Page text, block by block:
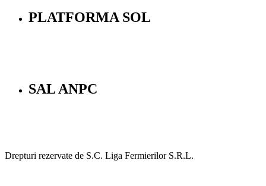
PLATFORMA SOL
SAL ANPC
Drepturi rezervate de S.C. Liga Fermierilor S.R.L.